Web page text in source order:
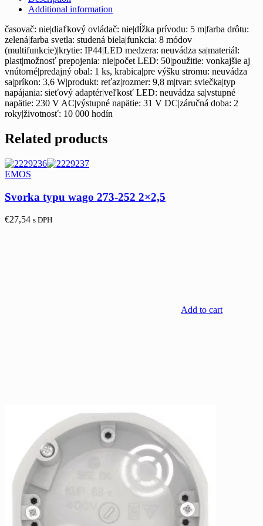
Additional information
časovač: nie|diaľkový ovládač: nie|dĺžka prívodu: 5 m|farba drôtu:
zelená|farba svetla: studená biela|funkcia: 8 módov
(multifunkcie)|krytie: IP44|LED medzera: neuvádza sa|materiál:
plast|možnosť prepojenia: nie|počet LED: 50|použitie: vonkajšie aj
vnútorné|predajný obal: 1 ks, krabica|pre výšku stromu: neuvádza
sa|príkon: 3,6 W|produkt: reťaz|rozmer: 9,8 m|tvar: sviečka|typ
napájania: sieťový adaptér|veľkosť LED: neuvádza sa|vstupné
napätie: 230 V AC|výstupné napätie: 31 V DC|záručná doba: 2
roky|životnosť: 10 000 hodín
Related products
EMOS
Svorka typu wago 273-252 2×2,5
€27,54 s DPH
Add to cart